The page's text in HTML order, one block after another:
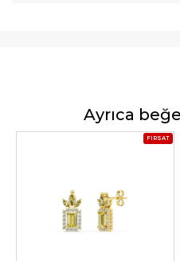
Ayrıca
FIRSAT